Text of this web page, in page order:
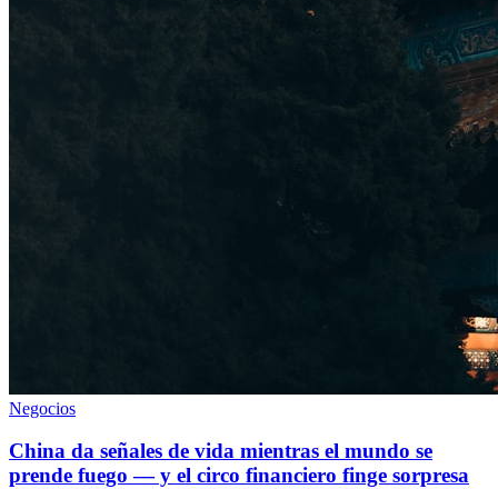
Negocios
China da señales de vida mientras el mundo se
prende fuego — y el circo financiero finge sorpresa